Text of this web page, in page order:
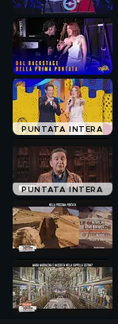
PUNTATA INTERA
PUNTATA INTERA